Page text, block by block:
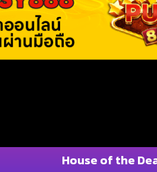
House of the